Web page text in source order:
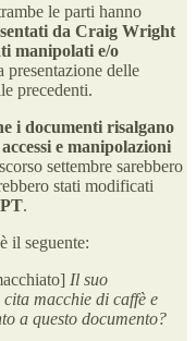
le parti hanno
da Craig Wright
manipolati e/o
presentazione delle
precedenti.
i documenti risalgano
e manipolazioni
settembre sarebbero
stati modificati
.
il seguente:
Il suo
macchie di caffè e
a questo documento?